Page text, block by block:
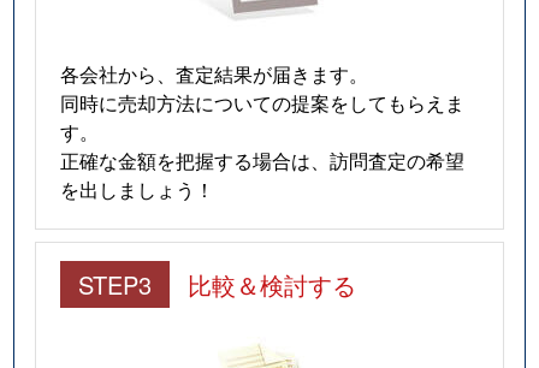
各会社から、査定結果が届きます。
同時に売却方法についての提案をしてもらえま
す。
正確な金額を把握する場合は、訪問査定の希望
を出しましょう！
STEP3 比較＆検討する